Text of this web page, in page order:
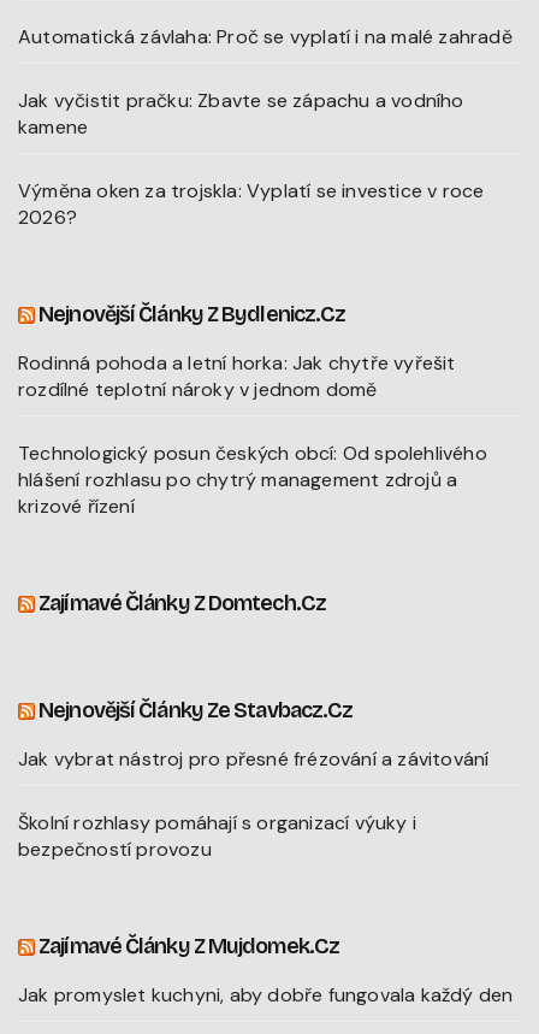
Automatická závlaha: Proč se vyplatí i na malé zahradě
Jak vyčistit pračku: Zbavte se zápachu a vodního
kamene
Výměna oken za trojskla: Vyplatí se investice v roce
2026?
Nejnovější Články Z Bydlenicz.cz
Rodinná pohoda a letní horka: Jak chytře vyřešit
rozdílné teplotní nároky v jednom domě
Technologický posun českých obcí: Od spolehlivého
hlášení rozhlasu po chytrý management zdrojů a
krizové řízení
Zajímavé Články Z Domtech.cz
Nejnovější Články Ze Stavbacz.cz
Jak vybrat nástroj pro přesné frézování a závitování
Školní rozhlasy pomáhají s organizací výuky i
bezpečností provozu
Zajímavé Články Z Mujdomek.cz
Jak promyslet kuchyni, aby dobře fungovala každý den